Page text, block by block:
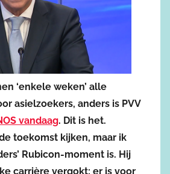
‘enkele weken’ alle
asielzoekers, anders is PVV
vandaag. Dit is het.
toekomst kijken, maar ik
Rubicon-moment is. Hij
carrière vergokt; er is voor